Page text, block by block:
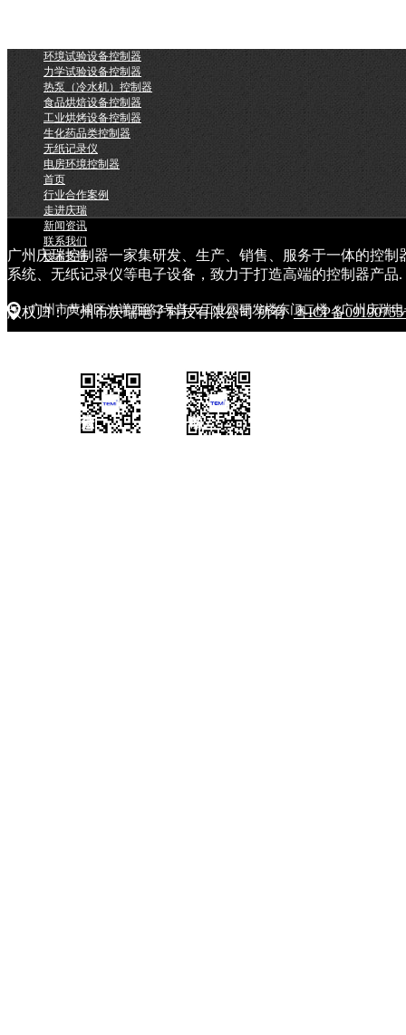
环境试验设备控制器
力学试验设备控制器
热泵（冷水机）控制器
食品烘焙设备控制器
工业烘烤设备控制器
生化药品类控制器
无纸记录仪
电房环境控制器
首页
行业合作案例
走进庆瑞
新闻资讯
联系我们
技术支持
广州市黄埔区光谱西路3号普天工业园研发楼东门二楼（广州庆瑞
广州庆瑞控制器一家集研发、生产、销售、服务于一体的控
系统、无纸记录仪等电子设备，致力于打造高端的控制器产品.
版权归：广州市庆瑞电子科技有限公司 所有粤ICP备